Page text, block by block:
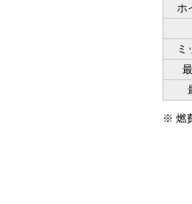
ホ
ミ
※ 燃